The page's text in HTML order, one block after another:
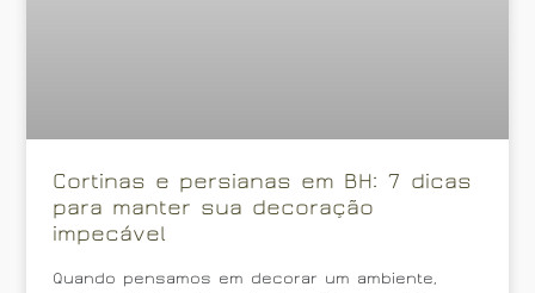
Cortinas e persianas em BH: 7 dicas
para manter sua decoração
impecável
Quando pensamos em decorar um ambiente,